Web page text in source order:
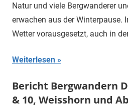
Natur und viele Bergwanderer
erwachen aus der Winterpause.
Wetter vorausgesetzt, auch in
Weiterlesen
Bericht Bergwandern
& 10, Weisshorn und